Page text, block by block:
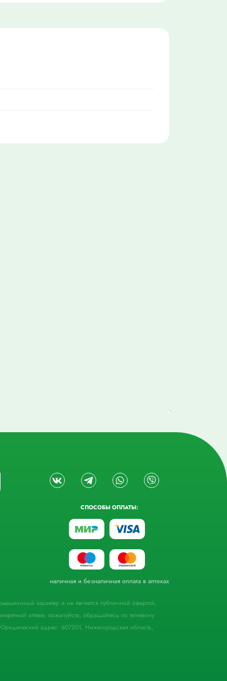
СПОСОБЫ ОПЛАТЫ:
наличная и безналичная оплата в аптеках
характер и не является публичной офертой,
аптеке, пожалуйста, обращайтесь по телефону
адрес: 607201, Нижегородская область,